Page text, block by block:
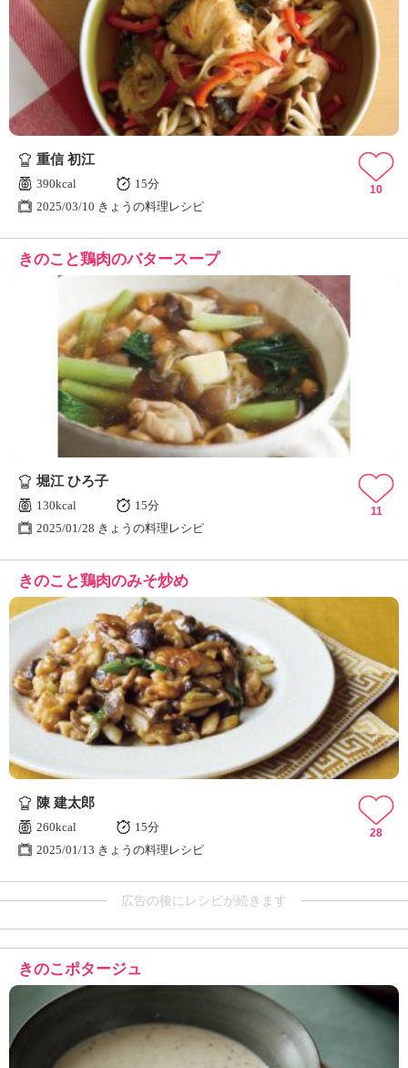
重信 初江
390kcal
15分
2025/03/10 きょうの料理レシピ
10
きのこと鶏肉のバタースープ
堀江 ひろ子
130kcal
15分
2025/01/28 きょうの料理レシピ
11
きのこと鶏肉のみそ炒め
陳 建太郎
260kcal
15分
2025/01/13 きょうの料理レシピ
28
広告の後にレシピが続きます
きのこポタージュ